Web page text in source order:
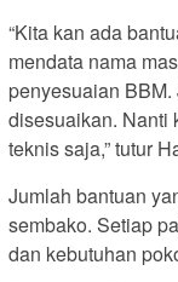
“Kita kan ada
mendata nama
penyesuaian
disesuaikan. Nanti
teknis saja,” tutur
Jumlah bantuan
sembako. Setiap
dan kebutuhan